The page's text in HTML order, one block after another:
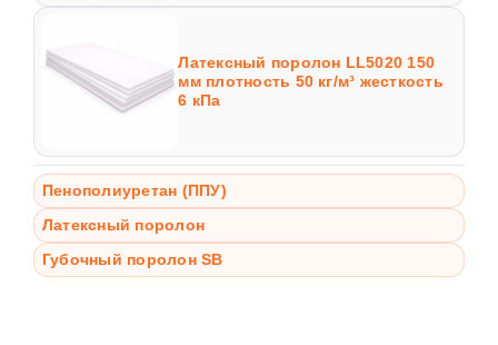
Латексный поролон LL5020 150
мм плотность 50 кг/м³ жесткость
6 кПа
Пенополиуретан (ППУ)
Латексный поролон
Губочный поролон SB